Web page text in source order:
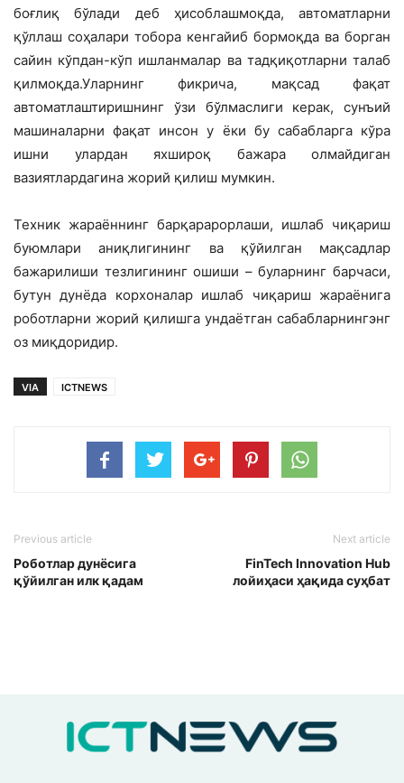
боғлиқ бўлади деб ҳисоблашмоқда, автоматларни
қўллаш соҳалари тобора кенгайиб бормоқда ва борган
сайин кўпдан-кўп ишланмалар ва тадқиқотларни талаб
қилмоқда.Уларнинг фикрича, мақсад фақат
автоматлаштиришнинг ўзи бўлмаслиги керак, сунъий
машиналарни фақат инсон у ёки бу сабабларга кўра
ишни улардан яхшироқ бажара олмайдиган
вазиятлардагина жорий қилиш мумкин.
Техник жараённинг барқарарорлаши, ишлаб чиқариш
буюмлари аниқлигининг ва қўйилган мақсадлар
бажарилиши тезлигининг ошиши – буларнинг барчаси,
бутун дунёда корхоналар ишлаб чиқариш жараёнига
роботларни жорий қилишга ундаётган сабабларнингэнг
оз миқдоридир.
VIA ICTNEWS
Previous article
Роботлар дунёсига
қўйилган илк қадам
Next article
FinTech Innovation Hub
лойиҳаси ҳақида суҳбат